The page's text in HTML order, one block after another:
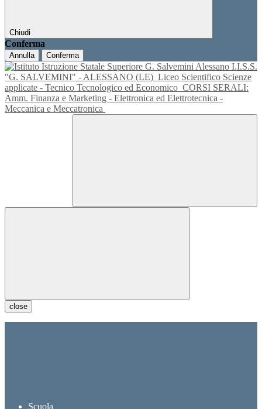
Chiudi
Conferma
Annulla Conferma
I.I.S.S.
"G. SALVEMINI" - ALESSANO (LE) Liceo Scientifico Scienze
applicate - Tecnico Tecnologico ed Economico CORSI SERALI:
Amm. Finanza e Marketing - Elettronica ed Elettrotecnica -
Meccanica e Meccatronica
close
Scuola